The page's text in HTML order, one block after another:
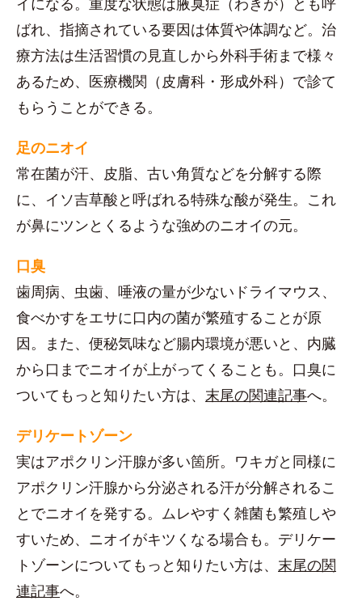
ばれ、指摘されている要因は体質や体調など。治
療方法は生活習慣の見直しから外科手術まで様々
あるため、医療機関（皮膚科・形成外科）で診て
もらうことができる。
足のニオイ
常在菌が汗、皮脂、古い角質などを分解する際
に、イソ吉草酸と呼ばれる特殊な酸が発生。これ
が鼻にツンとくるような強めのニオイの元。
口臭
歯周病、虫歯、唾液の量が少ないドライマウス、
食べかすをエサに口内の菌が繁殖することが原
因。また、便秘気味など腸内環境が悪いと、内臓
から口までニオイが上がってくることも。口臭に
ついてもっと知りたい方は、 末尾の関連記事へ。
デリケートゾーン
実はアポクリン汗腺が多い箇所。ワキガと同様に
アポクリン汗腺から分泌される汗が分解されるこ
とでニオイを発する。ムレやすく雑菌も繁殖しや
すいため、ニオイがキツくなる場合も。デリケー
トゾーンについてもっと知りたい方は、 末尾の関
連記事へ。